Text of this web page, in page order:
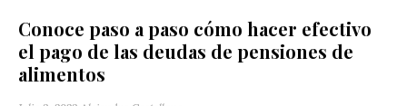
Conoce paso a paso cómo hacer efectivo
el pago de las deudas de pensiones de
alimentos